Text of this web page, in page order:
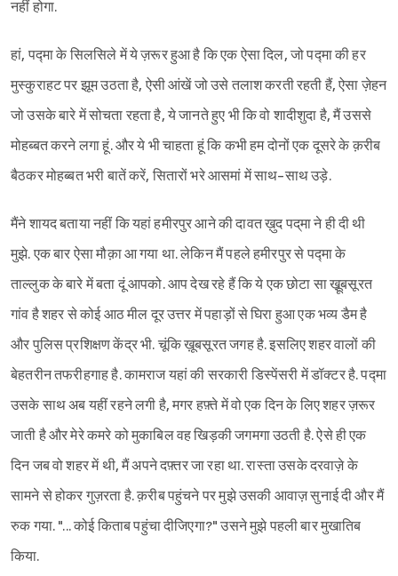
नहीं होगा.
हां, प‌द्मा के सिलसिले में ये ज़रूर हुआ है कि एक ऐसा दिल, जो प‌द्मा की हर
मुस्कुराहट पर झूम उठता है, ऐसी आंखें जो उसे तलाश करती रहती हैं, ऐसा ज़ेहन
जो उसके बारे में सोचता रहता है, ये जानते हुए भी कि वो शादीशुदा है, मैं उससे
मोहब्बत करने लगा हूं. और ये भी चाहता हूं कि कभी हम दोनों एक दूसरे के क़रीब
बैठकर मोहब्बत भरी बातें करें, सितारों भरे आसमां में साथ-साथ उड़े.
मैंने शायद बताया नहीं कि यहां हमीरपुर आने की दावत ख़ुद पद्‌मा ने ही दी थी
मुझे. एक बार ऐसा मौक़ा आ गया था. लेकिन मैं पहले हमीरपुर से प‌द्मा के
ताल्लुक के बारे में बता दूं आपको. आप देख रहे हैं कि ये एक छोटा सा खू़ूबसूरत
गांव है शहर से कोई आठ मील दूर उत्तर में पहाड़ों से घिरा हुआ एक भव्य डैम है
और पुलिस प्रशिक्षण केंद्र भी. चूंकि ख़ूबसूरत जगह है. इसलिए शहर वालों की
बेहतरीन तफरीहगाह है. कामराज यहां की सरकारी डिस्पेंसरी में डॉक्टर है. पद्मा
उसके साथ अब यहीं रहने लगी है, मगर हफ़्ते में वो एक दिन के लिए शहर ज़रूर
जाती है और मेरे कमरे को मुकाबिल वह खिड़की जगमगा उठती है. ऐसे ही एक
दिन जब वो शहर में थी, मैं अपने दफ़्तर जा रहा था. रास्ता उसके दरवाज़े के
सामने से होकर गुज़रता है. क़रीब पहुंचने पर मुझे उसकी आवाज़ सुनाई दी और मैं
रुक गया. "... कोई किताब पहुंचा दीजिएगा?" उसने मुझे पहली बार मुखातिब
किया.